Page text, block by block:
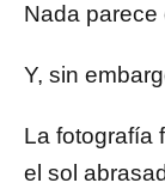
Nada parece
Y, sin
La fotografía
el sol